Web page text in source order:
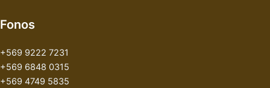
Fonos
+569 9222 7231
+569 6848 0315
+569 4749 5835